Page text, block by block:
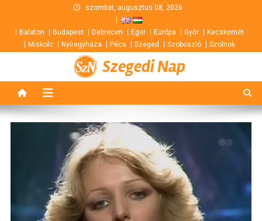
content
szombat, augusztus 08, 2026
Balaton Budapest Debrecen Eger Európa Győr
Kecskemét
Miskolc
Nyíregyháza Pécs Szeged Szoboszló Szolnok
Szegedi Nap